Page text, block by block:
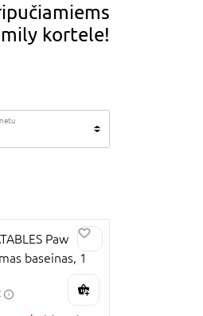
kortele!
Paw
baseinas, 1